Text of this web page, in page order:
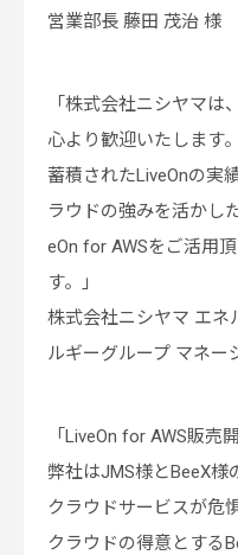
営業部長 藤田 茂治 様
「株式会社ニシヤマは
心より歓迎いたします
蓄積されたLiveOnの実
ラウドの強みを活かし
eOn for AWSをご活用
す。」
株式会社ニシヤマ エネ
ルギーグループ マネー
「LiveOn for AWS販売
弊社はJMS様とBeeX様
クラウドサービスが危
クラウドの得意とする